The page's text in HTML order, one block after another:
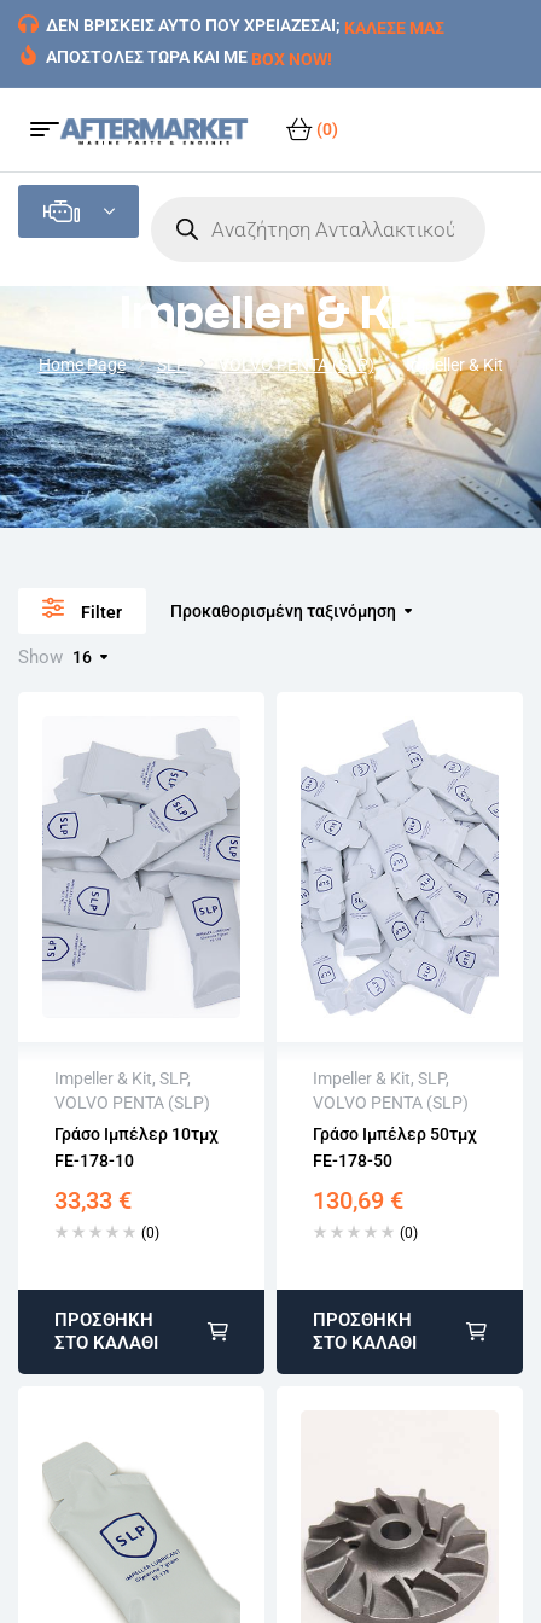
ΔΕΝ ΒΡΙΣΚΕΙΣ ΑΥΤΟ ΠΟΥ ΧΡΕΙΑΖΕΣΑΙ; ΚΑΛΕΣΕ ΜΑΣ
ΑΠΟΣΤΟΛΕΣ ΤΩΡΑ ΚΑΙ ΜΕ BOX NOW!
(0)
Impeller & Kit
Home Page SLP VOLVO PENTA (SLP) Impeller & Kit
Filter Προκαθορισμένη ταξινόμηση
Show 16
Impeller & Kit, SLP,
VOLVO PENTA (SLP)
Γράσο Ιμπέλερ 10τμχ
FE-178-10
33,33 €
(0)
Επιστροφή εντός
15 εργάσιμων
Αγορά χωρίς
εγγραφή
ΠΡΟΣΘΉΚΗ
ΣΤΟ ΚΑΛΆΘΙ
Impeller & Kit, SLP,
VOLVO PENTA (SLP)
Γράσο Ιμπέλερ 50τμχ
FE-178-50
130,69 €
(0)
Επιστροφή εντός
15 εργάσιμων
Αγορά χωρίς
εγγραφή
ΠΡΟΣΘΉΚΗ
ΣΤΟ ΚΑΛΆΘΙ